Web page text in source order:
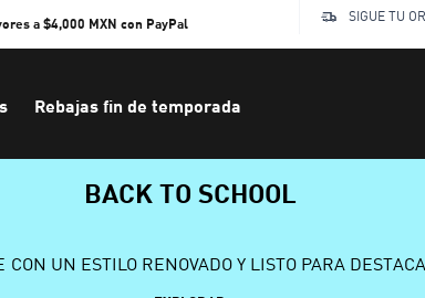
a $4,000 MXN con PayPal
SIGUE TU
Rebajas fin de temporada
BACK TO SCHOOL
CON UN ESTILO RENOVADO Y LISTO PARA